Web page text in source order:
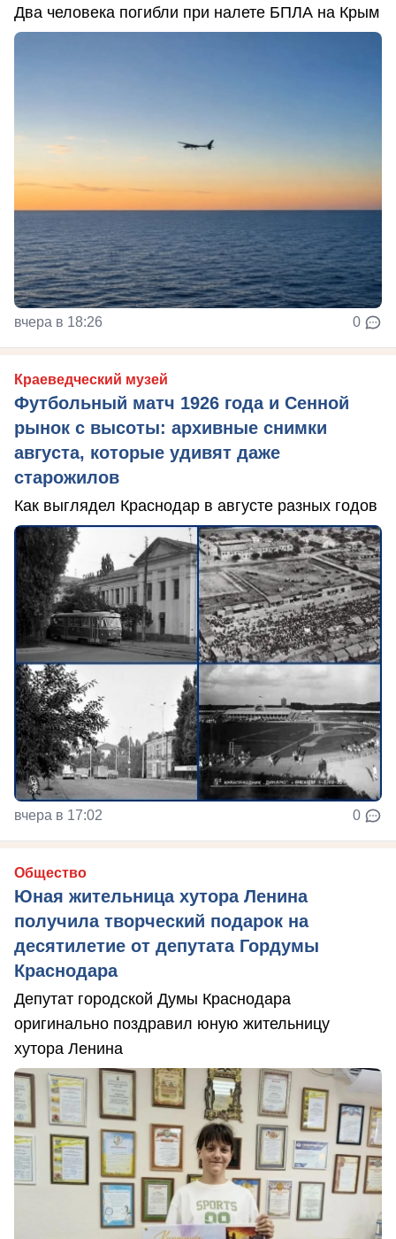
Два человека погибли при налете БПЛА на Крым
вчера в 18:26 0
Краеведческий музей
Футбольный матч 1926 года и Сенной
рынок с высоты: архивные снимки
августа, которые удивят даже
старожилов
Как выглядел Краснодар в августе разных годов
вчера в 17:02 0
Общество
Юная жительница хутора Ленина
получила творческий подарок на
десятилетие от депутата Гордумы
Краснодара
Депутат городской Думы Краснодара
оригинально поздравил юную жительницу
хутора Ленина